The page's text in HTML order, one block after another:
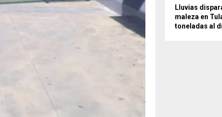
Lluvias
maleza en
toneladas al